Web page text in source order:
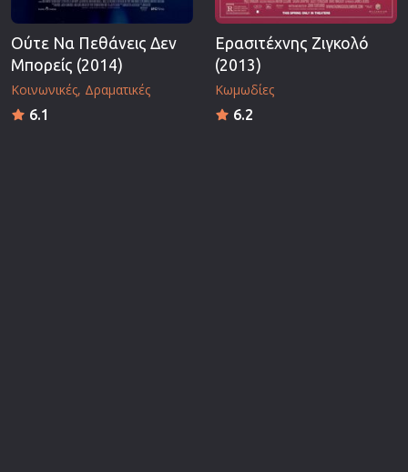
Ούτε Να Πεθάνεις Δεν
Μπορείς (2014)
Κοινωνικές Δραματικές
6.1
Ερασιτέχνης Ζιγκολό
(2013)
Κωμωδίες
6.2